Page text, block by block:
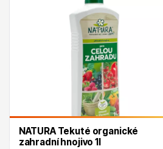
NATURA Tekuté organické
zahradní hnojivo 1l